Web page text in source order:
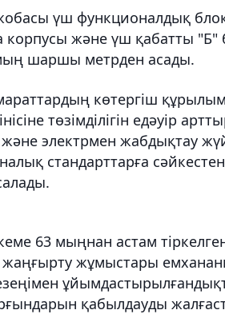
үш функционалдық
корпусы және үш қабатты
шаршы метрден асады.
көтергіш
төзімділігін едәуір
электрмен жабдықтау
стандарттарға
63 мыңнан астам
жаңғырту жұмыстары
қабылдауды